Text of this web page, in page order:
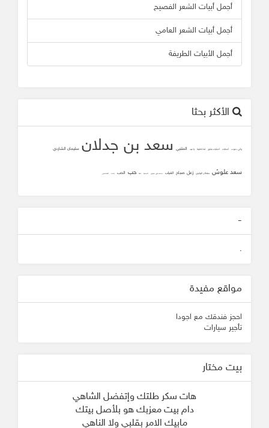
أجمل أبيات الشعر الفصيح
أجمل أبيات الشعر العامي
أجمل الأبيات الطريفة
الأكثر بحثا
وأني دعوت أصابك أصابك عشق لما تلاقينا يا عيد المتنبي سعد بن جدلان سليمان الشاردي
سعد علوش سلطان الهاجري زعل صباح الغياب محمد علي جنيدي المحبه ثقه حب الحب زانت الشافعي
-
.
مواقع مفيدة
احجز فندقك مع اجودا
تأجير سيارات
بيت مختار
هات سكر طلتك وإتفضل الشاهي
دام بيت معزبك هو بلأصل بيتك
مابيك الامر بقلبي ولا الناهي